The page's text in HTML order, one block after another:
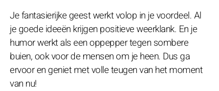
Je fantasierijke geest werkt volop in je voordeel. Al
je goede ideeën krijgen positieve weerklank. En je
humor werkt als een oppepper tegen sombere
buien, ook voor de mensen om je heen. Dus ga
ervoor en geniet met volle teugen van het moment
van nu!